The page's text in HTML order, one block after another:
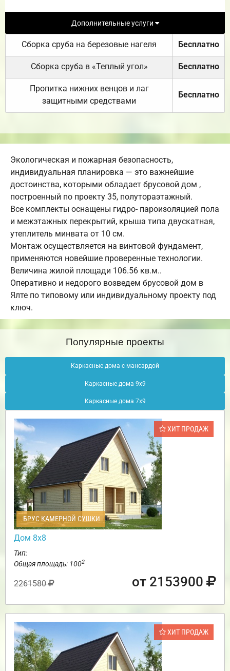
Дополнительные услуги
Сборка сруба на березовые нагеля Бесплатно
Сборка сруба в «Теплый угол» Бесплатно
Пропитка нижних венцов и лаг
защитными средствами
Бесплатно
Экологическая и пожарная безопасность,
индивидуальная планировка — это важнейшие
достоинства, которыми обладает брусовой дом ,
построенный по проекту 35, полутораэтажный.
Все комплекты оснащены гидро- пароизоляцией пола
и межэтажных перекрытий, крыша типа двускатная,
утеплитель минвата от 10 см.
Монтаж осуществляется на винтовой фундамент,
применяются новейшие проверенные технологии.
Величина жилой площади 106.56 кв.м..
Оперативно и недорого возведем брусовой дом в
Ялте по типовому или индивидуальному проекту под
ключ.
Популярные проекты
Каркасные дома с мансардой
Каркасные дома 9х9
Каркасные дома 7х9
ХИТ ПРОДАЖ
БРУС КАМЕРНОЙ СУШКИ
Дом 8х8
Тип:
Общая площадь: 1002
2261580 от 2153900
ХИТ ПРОДАЖ